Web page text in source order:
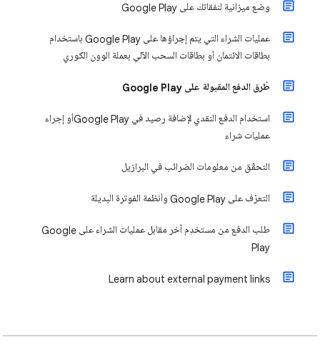
وضع ميزانية لنفقاتك على Google Play
عمليات الشراء التي يتم إجراؤها على Google Play باستخدام
بطاقات الائتمان أو بطاقات السحب الآلي بعملة الوون الكوري
طُرق الدفع المقبولة على Google Play
استخدام الدفع النقدي لإضافة رصيد في Google Playأو إجراء
عمليات شراء
التحقّق من معلومات الضرائب في البرازيل
التعرّف على Google Play وأنظمة الفوترة البديلة
طلب الدفع من مستخدِم آخر مقابل عمليات الشراء على Google
Play
Learn about external payment links